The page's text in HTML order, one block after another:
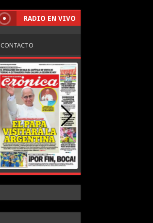
RADIO EN VIVO
CONTACTO